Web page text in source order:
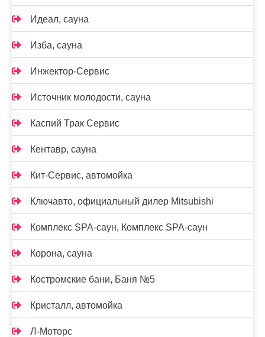
Идеал, сауна
Изба, сауна
Инжектор-Сервис
Источник молодости, сауна
Каспий Трак Сервис
Кентавр, сауна
Кит-Сервис, автомойка
Ключавто, официальный дилер Mitsubishi
Комплекс SPA-саун, Комплекс SPA-саун
Корона, сауна
Костромские бани, Баня №5
Кристалл, автомойка
Л-Моторс